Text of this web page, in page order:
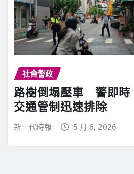
社會警政
路樹倒塌壓車 警即時
交通管制迅速排除
新一代時報 5 月 6, 2026